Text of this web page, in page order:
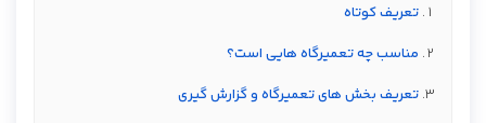
تعریف کوتاه
مناسب چه تعمیرگاه هایی است؟
تعریف بخش های تعمیرگاه و گزارش گیری